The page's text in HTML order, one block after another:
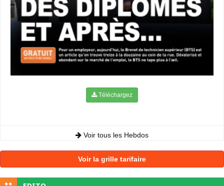
Téléchargez
Voir tous les Hebdos
Voir la grille tarifaire